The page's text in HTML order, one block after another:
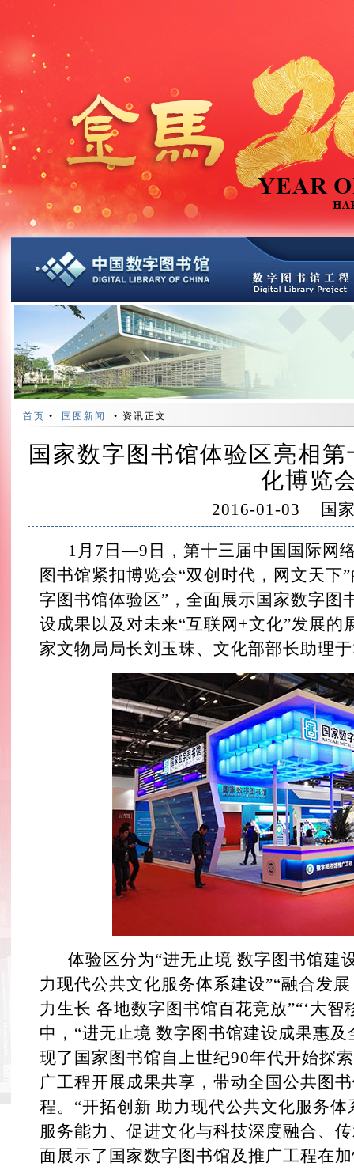
首页 • 国图新闻 • 资讯正文
国家数字图书馆体验区亮相
化博览
2016-01-03 国
1月7日—9日，第十三届中国国际网
图书馆紧扣博览会“双创时代，网文天下
字图书馆体验区”，全面展示国家数字图
设成果以及对未来“互联网+文化”发展的
家文物局局长刘玉珠、文化部部长助理
体验区分为“进无止境 数字图书馆建
力现代公共文化服务体系建设”“融合发
力生长 各地数字图书馆百花竞放”“‘大智
中，“进无止境 数字图书馆建设成果惠
现了国家图书馆自上世纪90年代开始探
广工程开展成果共享，带动全国公共图
程。“开拓创新 助力现代公共文化服务
服务能力、促进文化与科技深度融合、
面展示了国家数字图书馆及推广工程在